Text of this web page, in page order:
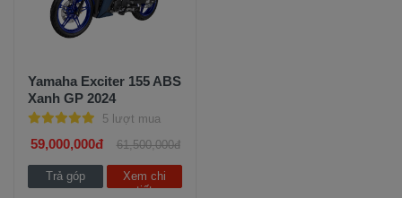
Yamaha Exciter 155 ABS
Xanh GP 2024
5 lượt mua
59,000,000đ 61,500,000đ
Trả góp
Xem chi
tiết